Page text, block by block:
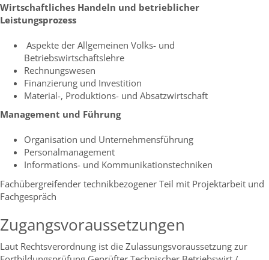
Wirtschaftliches Handeln und betrieblicher
Leistungsprozess
Aspekte der Allgemeinen Volks- und
Betriebswirtschaftslehre
Rechnungswesen
Finanzierung und Investition
Material-, Produktions- und Absatzwirtschaft
Management und Führung
Organisation und Unternehmensführung
Personalmanagement
Informations- und Kommunikationstechniken
Fachübergreifender technikbezogener Teil mit Projektarbeit und
Fachgespräch
Zugangsvoraussetzungen
Laut Rechtsverordnung ist die Zulassungsvoraussetzung zur